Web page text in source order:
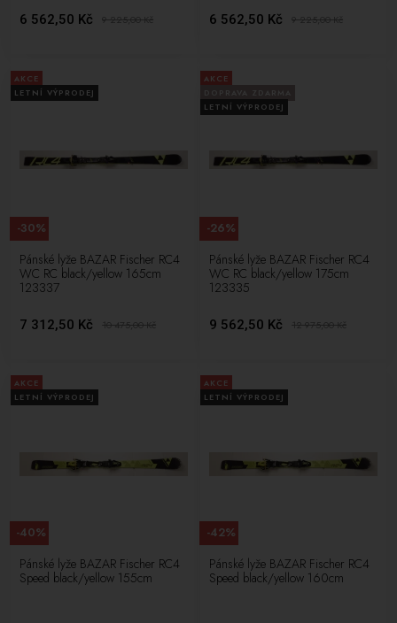
6 562,50 Kč 9 225,00Kč 6 562,50 Kč 9 225,00Kč
AKCE
LETNÍ VÝPRODEJ
Pánské lyže BAZAR Fischer RC4
WC RC black/yellow 165cm
123337
7 312,50 Kč 10 475,00Kč
-30%
AKCE
LETNÍ VÝPRODEJ
Pánské lyže BAZAR Fischer RC4
WC RC black/yellow 175cm
123335
9 562,50 Kč 12 975,00Kč
-26%
AKCE
LETNÍ VÝPRODEJ
Pánské lyže BAZAR Fischer RC4
Speed black/yellow 155cm
-40%
AKCE
LETNÍ VÝPRODEJ
Pánské lyže BAZAR Fischer RC4
Speed black/yellow 160cm
-42%